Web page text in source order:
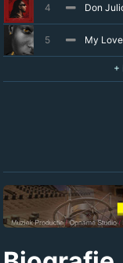
4 Don
5 My Love